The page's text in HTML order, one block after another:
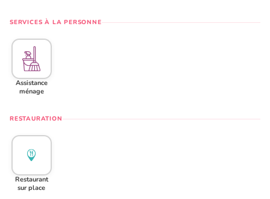
SERVICES À LA PERSONNE
Assistance
ménage
RESTAURATION
Restaurant
sur place